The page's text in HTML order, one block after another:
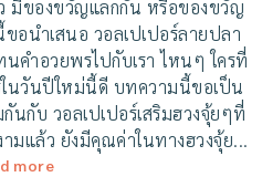
มีของขวัญแลกกัน หรือของขวัญ
นำเสนอ วอลเปเปอร์ลายปลา
คำอวยพรไปกับเรา ไหนๆ ใครที่
ในวันปีใหม่นี้ดี บทความนี้ขอเป็น
กับ วอลเปเปอร์เสริมฮวงจุ้ยๆที่
มแล้ว ยังมีคุณค่าในทางฮวงจุ้ย...
more